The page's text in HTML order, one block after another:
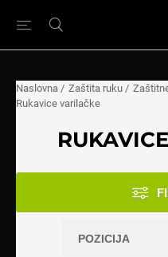
Naslovna / Zaštita ruku /
Rukavice varilačke